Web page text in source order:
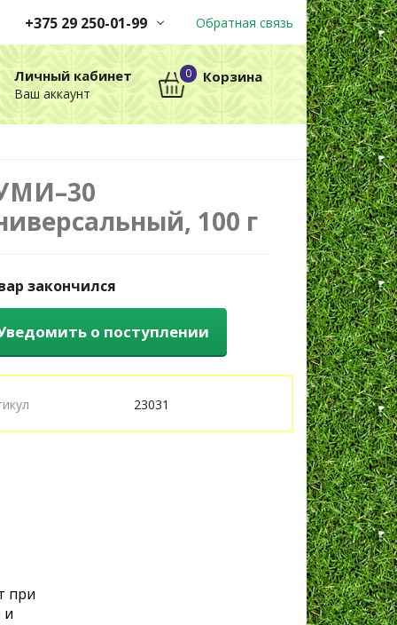
+375 29 250-01-99
автоматически через корзину
круглосуточно без выходных
Обратная связь
Личный кабинет
Ваш аккаунт
0 Корзина
100 г
закончился
о поступлении
23031
при
и